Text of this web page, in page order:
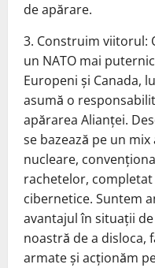
de apărare.
3. Construim viitorul:
un NATO mai
Europeni şi Canada,
asumă o
apărarea Alianţei.
se bazează pe un
nucleare,
rachetelor,
cibernetice. Suntem
avantajul în situaţii
noastră de a disloca,
armate şi acţionăm